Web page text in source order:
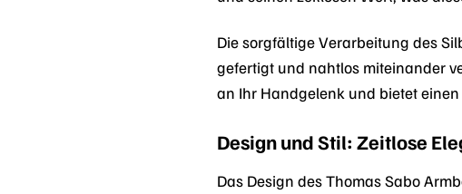
Die sorgfältige Verarbeitung des
gefertigt und nahtlos miteinander
an Ihr Handgelenk und bietet
Design und Stil: Zeitlose
Das Design des Thomas Sabo